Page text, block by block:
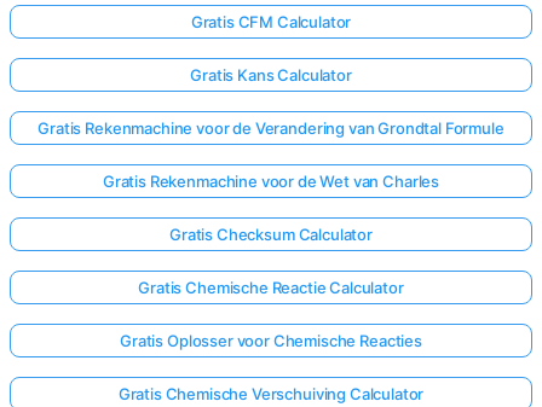
Gratis CFM Calculator
Gratis Kans Calculator
Gratis Rekenmachine voor de Verandering van Grondtal Formule
Gratis Rekenmachine voor de Wet van Charles
Gratis Checksum Calculator
Gratis Chemische Reactie Calculator
Gratis Oplosser voor Chemische Reacties
Gratis Chemische Verschuiving Calculator